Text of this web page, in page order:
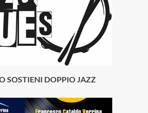
SOSTIENI DOPPIO JAZZ